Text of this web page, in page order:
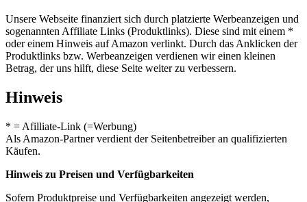
Unsere Webseite finanziert sich durch platzierte Werbeanzeigen und
sogenannten Affiliate Links (Produktlinks). Diese sind mit einem *
oder einem Hinweis auf Amazon verlinkt. Durch das Anklicken der
Produktlinks bzw. Werbeanzeigen verdienen wir einen kleinen
Betrag, der uns hilft, diese Seite weiter zu verbessern.
Hinweis
* = Afilliate-Link (=Werbung)
Als Amazon-Partner verdient der Seitenbetreiber an qualifizierten
Käufen.
Hinweis zu Preisen und Verfügbarkeiten
Sofern Produktpreise und Verfügbarkeiten angezeigt werden,